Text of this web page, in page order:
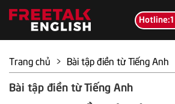
Trang chủ > Bài tập điền từ Tiếng Anh
Bài tập điền từ Tiếng Anh